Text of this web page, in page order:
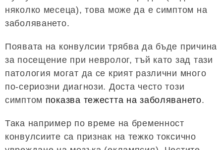
няколко месеца), това може да е симптом на
заболяването.
Появата на конвулсии трябва да бъде причина
за посещение при невролог, тъй като зад тази
патология могат да се крият различни много
по-сериозни диагнози. Доста често този
симптом показва тежестта на заболяването.
Така например по време на бременност
конвулсиите са признак на тежко токсично